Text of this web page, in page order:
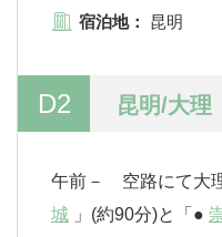
宿泊地： 昆明
D2 昆明/大理
午前－ 空路にて大
城 」(約90分)と「●